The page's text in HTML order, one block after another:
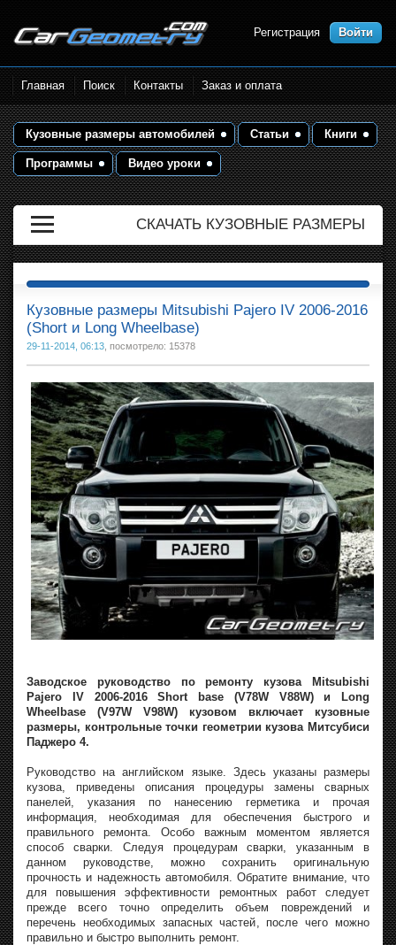
Размеры кузова автомобилей.
Контрольные точки и кузовные
размеры. Геометрия кузова
Регистрация Войти
Главная Поиск Контакты Заказ и оплата
Кузовные размеры автомобилей Статьи Книги
Программы Видео уроки
СКАЧАТЬ КУЗОВНЫЕ РАЗМЕРЫ
Кузовные размеры Mitsubishi Pajero IV 2006-2016
(Short и Long Wheelbase)
29-11-2014, 06:13 , посмотрело: 15378
Заводское руководство по ремонту кузова Mitsubishi
Pajero IV 2006-2016 Short base (V78W V88W) и Long
Wheelbase (V97W V98W) кузовом включает кузовные
размеры, контрольные точки геометрии кузова Митсубиси
Паджеро 4.
Руководство на английском языке. Здесь указаны размеры
кузова, приведены описания процедуры замены сварных
панелей, указания по нанесению герметика и прочая
информация, необходимая для обеспечения быстрого и
правильного ремонта. Особо важным моментом является
способ сварки. Следуя процедурам сварки, указанным в
данном руководстве, можно сохранить оригинальную
прочность и надежность автомобиля. Обратите внимание, что
для повышения эффективности ремонтных работ следует
прежде всего точно определить объем повреждений и
перечень необходимых запасных частей, после чего можно
правильно и быстро выполнить ремонт.